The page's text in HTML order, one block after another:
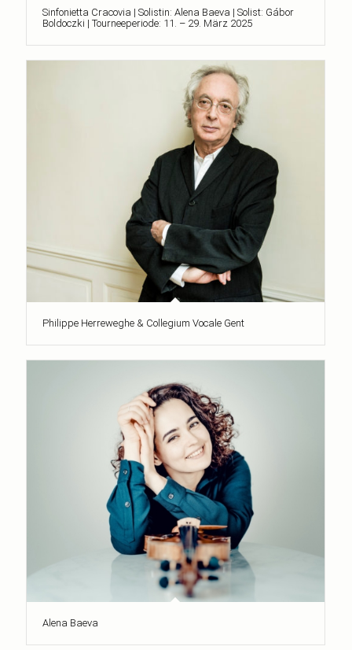
Sinfonietta Cracovia | Solistin: Alena Baeva | Solist: Gábor
Boldoczki | Tourneeperiode: 11. – 29. März 2025
Philippe Herreweghe & Collegium Vocale Gent
Alena Baeva